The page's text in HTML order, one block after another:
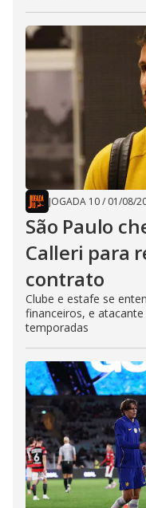
JOGADA 10/ 01/08/
São Paulo
Calleri para
contrato
Clube e estafe se
financeiros, e
temporadas